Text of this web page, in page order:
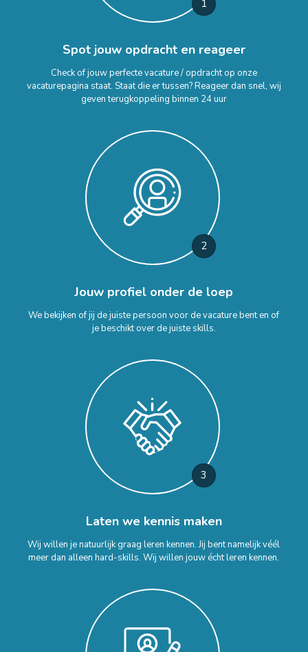
1
Spot jouw opdracht en reageer
Check of jouw perfecte vacature / opdracht op onze
vacaturepagina staat. Staat die er tussen? Reageer dan snel, wij
geven terugkoppeling binnen 24 uur
2
Jouw profiel onder de loep
We bekijken of jij de juiste persoon voor de vacature bent en of
je beschikt over de juiste skills.
3
Laten we kennis maken
Wij willen je natuurlijk graag leren kennen. Jij bent namelijk véél
meer dan alleen hard-skills. Wij willen jouw écht leren kennen.